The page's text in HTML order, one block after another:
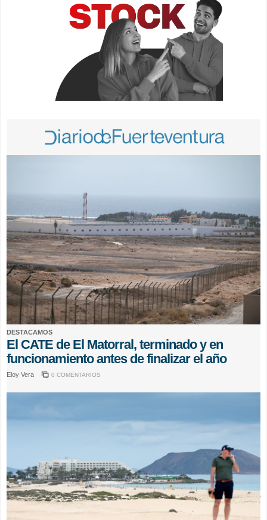
DESTACAMOS
El CATE de El Matorral, terminado y en
funcionamiento antes de finalizar el año
Eloy Vera 0 COMENTARIOS